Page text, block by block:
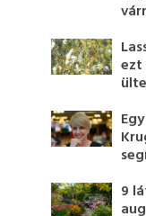
ezt
9